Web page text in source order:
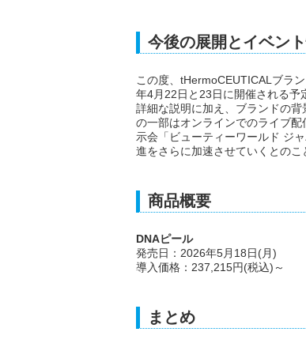
今後の展開とイベン
この度、tHermoCEUTICALブラ
年4月22日と23日に開催される予
詳細な説明に加え、ブランドの
の一部はオンラインでのライブ
示会「ビューティーワールド ジ
進をさらに加速させていくとのこ
商品概要
DNAピール
発売日：2026年5月18日(月)
導入価格：237,215円(税込)～
まとめ